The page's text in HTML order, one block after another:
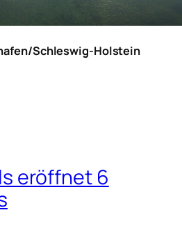
Schleswig-Holstein
eröffnet 6